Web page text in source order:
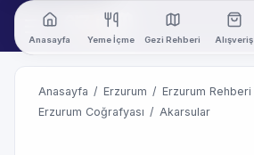
Anasayfa Yeme İçme Gezi Rehberi Alışveriş
Anasayfa / Erzurum / Erzurum Rehberi
Erzurum Coğrafyası / Akarsular